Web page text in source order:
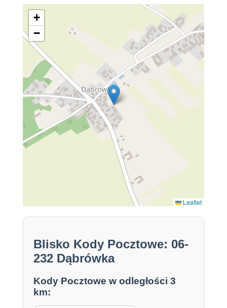
+
−
Leaflet
Blisko Kody Pocztowe: 06-
232 Dąbrówka
Kody Pocztowe w odległości 3
km: